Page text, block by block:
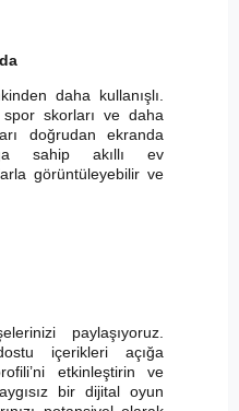
daha kullanışlı.
skorları ve daha
doğrudan ekranda
sahip akıllı ev
görüntüleyebilir ve
paylaşıyoruz.
içerikleri açığa
etkinleştirin ve
bir dijital oyun